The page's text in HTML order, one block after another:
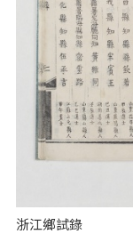
浙江鄉試錄